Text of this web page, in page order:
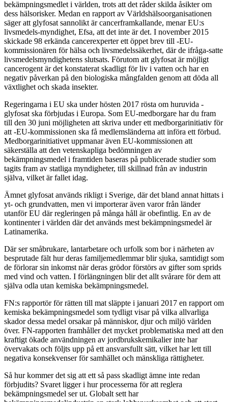
bekämpningsmedlet i världen, trots att det råder skilda åsikter om
dess hälsorisker. Medan en rapport av Världshälsoorganisationen
säger att glyfosat sannolikt är cancerframkallande, menar EU:s
livsmedels-myndighet, Efsa, att det inte är det. I november 2015
skickade 98 erkända cancerexperter ett öppet brev till -EU-
kommissionären för hälsa och livsmedelssäkerhet, där de ifråga-satte
livsmedelsmyndighetens slutsats. Förutom att glyfosat är möjligt
cancerogent är det konstaterat skadligt för liv i vatten och har en
negativ påverkan på den biologiska mångfalden genom att döda all
växtlighet och skada insekter.
Regeringarna i EU ska under hösten 2017 rösta om huruvida -
glyfosat ska förbjudas i Europa. Som EU-medborgare har du fram
till den 30 juni möjligheten att skriva under ett medborgarinitiativ för
att -EU-kommissionen ska få medlemsländerna att införa ett förbud.
Medborgarinitiativet uppmanar även EU-kommissionen att
säkerställa att den vetenskapliga bedömningen av
bekämpningsmedel i framtiden baseras på publicerade studier som
tagits fram av statliga myndigheter, till skillnad från av industrin
själva, vilket är fallet idag.
Ämnet glyfosat används rikligt i Sverige, där det bland annat hittats i
yt- och grundvatten, men vi importerar även varor från länder
utanför EU där regleringen på många håll är obefintlig. En av de
kontinenter i världen där det används mest bekämpningsmedel är
Latinamerika.
Där ser småbrukare, lantarbetare och urfolk som bor i närheten av
besprutade fält hur deras familjemedlemmar blir sjuka, samtidigt som
de förlorar sin inkomst när deras grödor förstörs av gifter som sprids
med vind och vatten. I förlängningen blir det allt svårare för dem att
själva odla utan kemiska bekämpningsmedel.
FN:s rapportör för rätten till mat släppte i januari 2017 en rapport om
kemiska bekämpningsmedel som tydligt visar på vilka allvarliga
skador dessa medel orsakar på människor, djur och miljö världen
över. FN-rapporten framhåller det mycket problematiska med att den
kraftigt ökade användningen av jordbrukskemikalier inte har
övervakats och följts upp på ett ansvarsfullt sätt, vilket har lett till
negativa konsekvenser för samhället och mänskliga rättigheter.
Så hur kommer det sig att ett så pass skadligt ämne inte redan
förbjudits? Svaret ligger i hur processerna för att reglera
bekämpningsmedel ser ut. Globalt sett har